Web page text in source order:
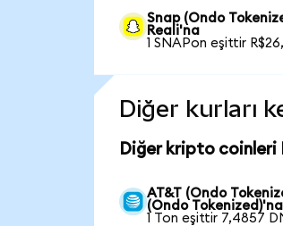
Snap (Ondo
Reali'na
1 SNAPon eşittir
Diğer kurları
Diğer kripto coinleri
AT&T (Ondo
(Ondo Tokenized)'na
1 Ton eşittir 7,4857